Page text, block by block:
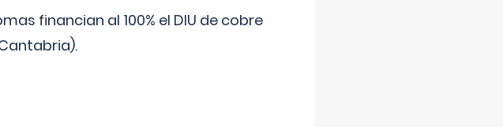
financian al 100% el DIU de cobre